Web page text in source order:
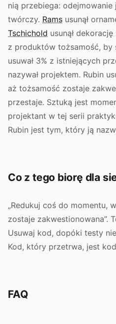
nią przebiega:
twórczy. Rams usunął
Tschichold usunął
z produktów tożsamość, by
usuwał 3% z istniejących
nazywał projektem. Rubin
aż tożsamość zostaje
przestaje. Sztuką jest
projektant w tej serii
Rubin jest tym, który ją
Co z tego biorę dla
„Redukuj coś do momentu,
zostaje zakwestionowana”.
Usuwaj kod, dopóki testy
Kod, który przetrwa, jest
FAQ